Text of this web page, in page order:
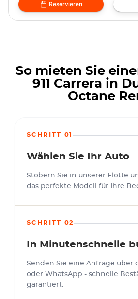
Reservieren
So mieten Sie
911 Carrera in
Octane
SCHRITT 01
Wählen Sie Ihr Auto
Stöbern Sie in unserer Flotte
das perfekte Modell für Ihre
SCHRITT 02
In Minutenschnelle
Senden Sie eine Anfrage über
oder WhatsApp - schnelle
garantiert.